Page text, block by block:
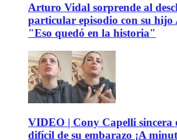
Arturo Vidal sorprende al
particular episodio con su hijo
"Eso quedó en la historia"
VIDEO | Cony Capelli sincera
difícil de su embarazo ¡A